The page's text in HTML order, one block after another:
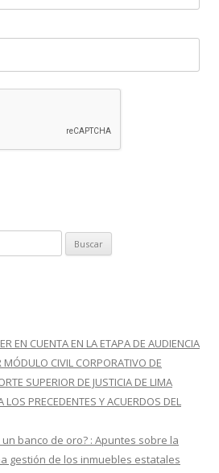
EN CUENTA EN LA ETAPA DE AUDIENCIA
MÓDULO CIVIL CORPORATIVO DE
SUPERIOR DE JUSTICIA DE LIMA
PRECEDENTES Y ACUERDOS DEL
banco de oro? : Apuntes sobre la
gestión de los inmuebles estatales